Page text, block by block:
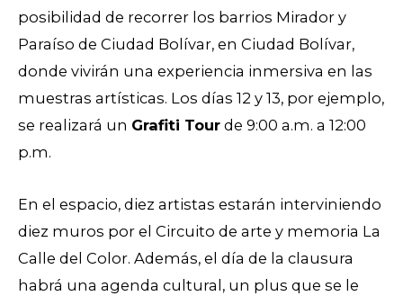
posibilidad de recorrer los barrios Mirador y
Paraíso de Ciudad Bolívar, en Ciudad Bolívar,
donde vivirán una experiencia inmersiva en las
muestras artísticas. Los días 12 y 13, por ejemplo,
se realizará un Grafiti Tour de 9:00 a.m. a 12:00
p.m.
En el espacio, diez artistas estarán interviniendo
diez muros por el Circuito de arte y memoria La
Calle del Color. Además, el día de la clausura
habrá una agenda cultural, un plus que se le